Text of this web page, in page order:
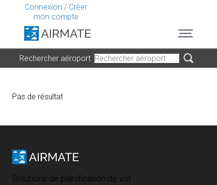
Connexion / Créer
mon compte
Rechercher aéroport
Pas de résultat
Solutions de planification de vol